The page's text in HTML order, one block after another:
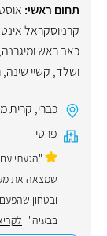
תחום ראשי:
קרניוסקראל
כאב ראש ומיגרנה,
ושלד, קשיי שינה,
כברי, קרית
פרטי
"הגעתי
שמצאה את
ובטחון
בבעיה"